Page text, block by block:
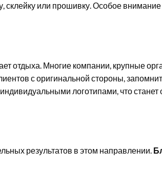
склейку или прошивку. Особое внимание
отдыха. Многие компании, крупные
с оригинальной стороны,
логотипами, что
результатов в этом направлении.